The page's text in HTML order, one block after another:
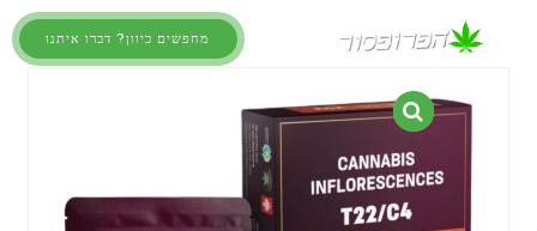
מחפשים כיוון? דברו איתנו